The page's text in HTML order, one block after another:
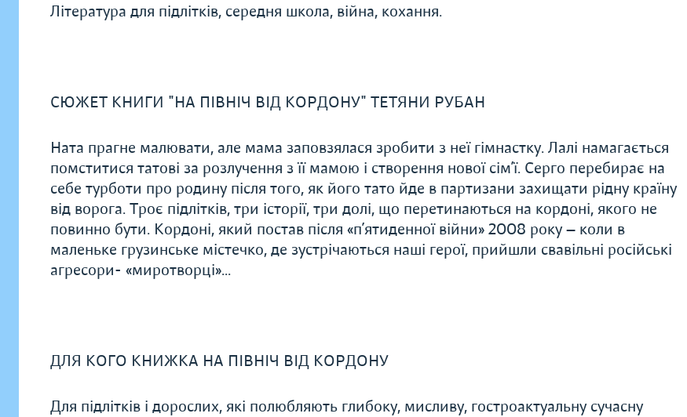
Література для підлітків, середня школа, війна, кохання.
СЮЖЕТ КНИГИ "НА ПІВНІЧ ВІД КОРДОНУ" ТЕТЯНИ РУБАН
Ната прагне малювати, але мама заповзялася зробити з неї гімнастку. Лалі намагається
помститися татові за розлучення з її мамою і створення нової сім’ї. Серго перебирає на
себе турботи про родину після того, як його тато йде в партизани захищати рідну країну
від ворога. Троє підлітків, три історії, три долі, що перетинаються на кордоні, якого не
повинно бути. Кордоні, який постав після «п’ятиденної війни» 2008 року — коли в
маленьке грузинське містечко, де зустрічаються наші герої, прийшли свавільні російські
агресори- «миротворці»...
ДЛЯ КОГО КНИЖКА НА ПІВНІЧ ВІД КОРДОНУ
Для підлітків і дорослих, які полюбляють глибоку, мисливу, гостроактуальну сучасну